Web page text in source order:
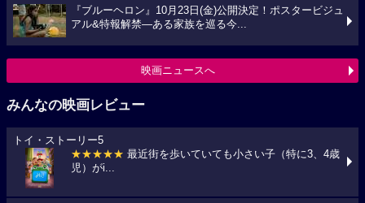
『ブルーヘロン』10月23日(金)公開決定！ポスタービジュ
アル&特報解禁―ある家族を巡る今...
映画ニュースへ
みんなの映画レビュー
トイ・ストーリー5
★★★★★ 最近街を歩いていても小さい子（特に3、4歳
児）がi...